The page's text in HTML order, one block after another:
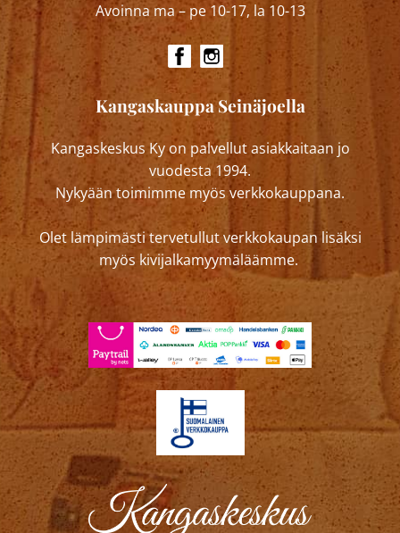
Avoinna ma – pe 10-17, la 10-13
Kangaskauppa Seinäjoella
Kangaskeskus Ky on palvellut asiakkaitaan jo
vuodesta 1994.
Nykyään toimimme myös verkkokauppana.
Olet lämpimästi tervetullut verkkokaupan lisäksi
myös kivijalkamyymäläämme.